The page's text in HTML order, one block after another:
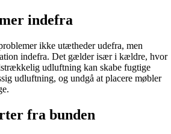
indefra
ikke utætheder udefra, men
indefra. Det gælder især i kældre, hvor
udluftning kan skabe fugtige
udluftning, og undgå at placere møbler
fra bunden